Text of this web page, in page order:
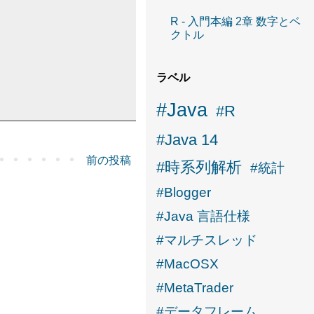
前の投稿
R - 入門本編 2章 数字とベ
クトル
ラベル
#Java #R
#Java 14
#時系列解析 #統計
#Blogger
#Java 言語仕様
#マルチスレッド
#MacOSX
#MetaTrader